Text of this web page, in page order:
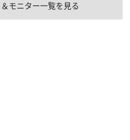
モニター一覧を見る